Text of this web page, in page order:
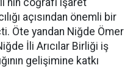
açısından önemli bir
Öte yandan Niğde Ömer
İli Arıcılar Birliği iş
gelişimine katkı